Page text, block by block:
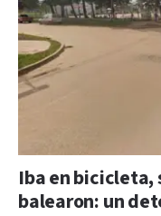
Iba en bicicleta,
balearon: un